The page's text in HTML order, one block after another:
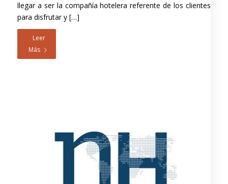
llegar a ser la compañía hotelera referente de los clientes
para disfrutar y […]
Leer
Más